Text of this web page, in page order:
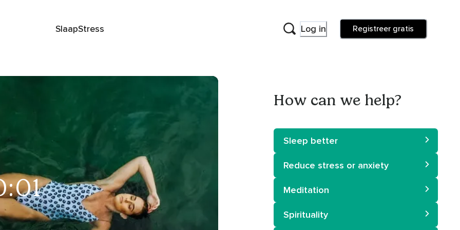
SlaapStress Log in Registreer gratis
How can we help?
Sleep better
Reduce stress or anxiety
Meditation
Spirituality